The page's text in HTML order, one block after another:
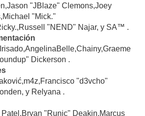
"JBlaze" Clemons,Joey
"Mick."
"NEND" Najar, y SA™ .
Dickerson .
"d3vcho"
y Relyana .
"Runic" Deakin,Marcus